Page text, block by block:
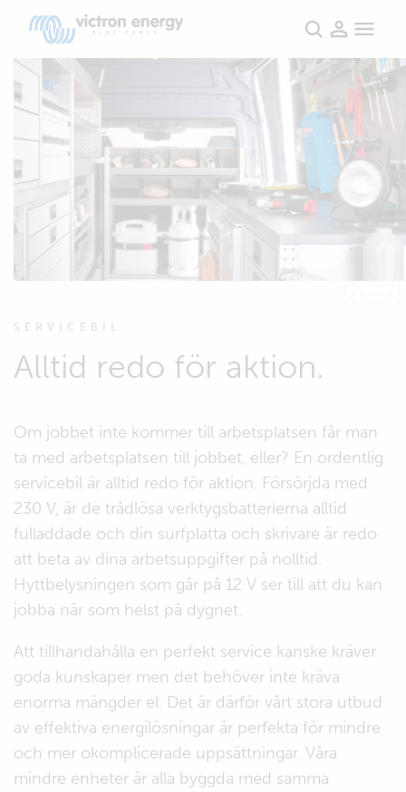
SERVICEBIL
Alltid redo för aktion.
Om jobbet inte kommer till arbetsplatsen får man
ta med arbetsplatsen till jobbet, eller? En ordentlig
servicebil är alltid redo för aktion. Försörjda med
230 V, är de trådlösa verktygsbatterierna alltid
fulladdade och din surfplatta och skrivare är redo
att beta av dina arbetsuppgifter på nolltid.
Hyttbelysningen som går på 12 V ser till att du kan
jobba när som helst på dygnet.
Att tillhandahålla en perfekt service kanske kräver
goda kunskaper men det behöver inte kräva
enorma mängder el. Det är därför vårt stora utbud
av effektiva energilösningar är perfekta för mindre
och mer okomplicerade uppsättningar. Våra
mindre enheter är alla byggda med samma